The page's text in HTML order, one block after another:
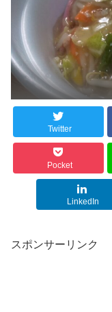
Twitter
Pocket
LinkedIn
スポンサーリンク